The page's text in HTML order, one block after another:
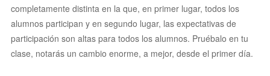
completamente distinta en la que, en primer lugar, todos los
alumnos participan y en segundo lugar, las expectativas de
participación son altas para todos los alumnos. Pruébalo en tu
clase, notarás un cambio enorme, a mejor, desde el primer día.